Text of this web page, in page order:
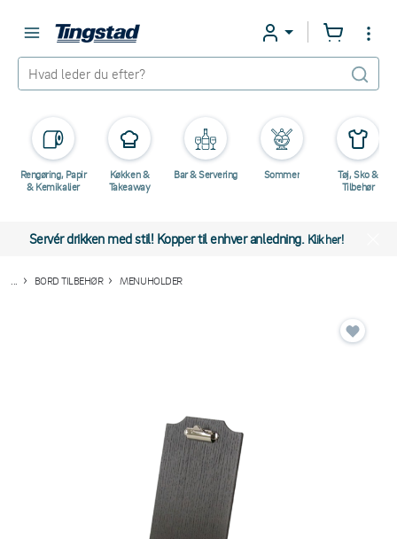
Rengøring, Papir
& Kemikalier
Køkken &
Takeaway
Bar & Servering Sommer
Tøj, Sko &
Tilbehør
Servér drikken med stil! Kopper til enhver anledning. Klik her!
BORD TILBEHØR MENUHOLDER